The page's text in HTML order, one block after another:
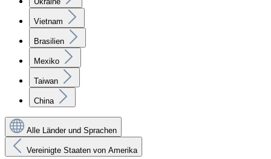
Vietnam
Brasilien
Mexiko
Taiwan
China
Alle Länder und Sprachen
Vereinigte Staaten von Amerika